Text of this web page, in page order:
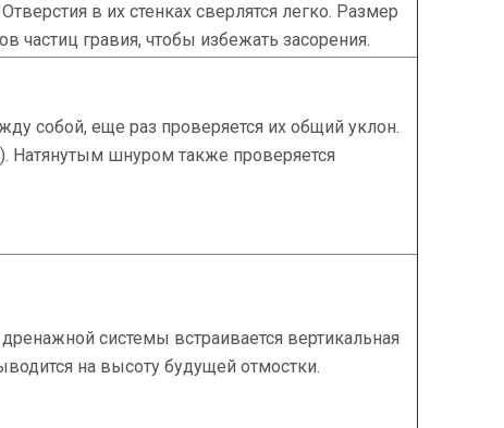
в их стенках сверлятся легко. Размер
гравия, чтобы избежать засорения.
собой, еще раз проверяется их общий уклон.
Натянутым шнуром также проверяется
системы встраивается вертикальная
на высоту будущей отмостки.